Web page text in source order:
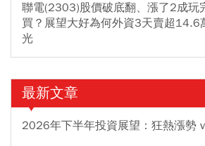
聯電(2303)股價破底翻、漲了2成玩
買？展望大好為何外資3天賣超14.6
光
最新文章
2026年下半年投資展望：狂熱漲勢